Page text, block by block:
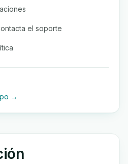
el soporte
→